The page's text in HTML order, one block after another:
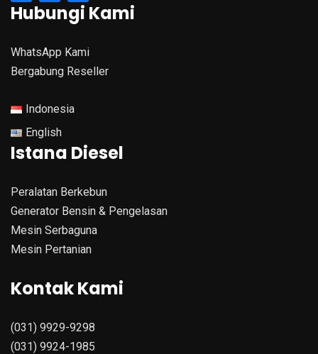
Hubungi Kami
WhatsApp Kami
Bergabung Reseller
Indonesia
English
Istana Diesel
Peralatan Berkebun
Generator Bensin & Pengelasan
Mesin Serbaguna
Mesin Pertanian
Kontak Kami
(031) 9929-9298
(031) 9924-1985